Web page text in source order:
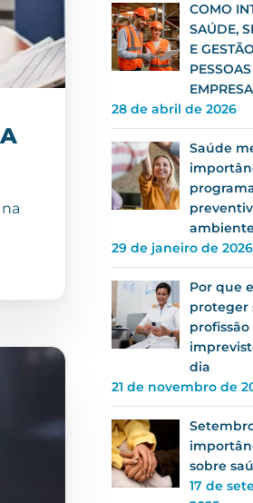
COMO
SAÚDE,
E
EMPRESA
28 de abril de 2026
Saúde
29 de janeiro de 2026
Por que
proteger
profissão
dia
21 de novembro de
sobre
17 de